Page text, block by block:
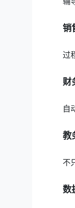
销
过
财
自
教
不
数